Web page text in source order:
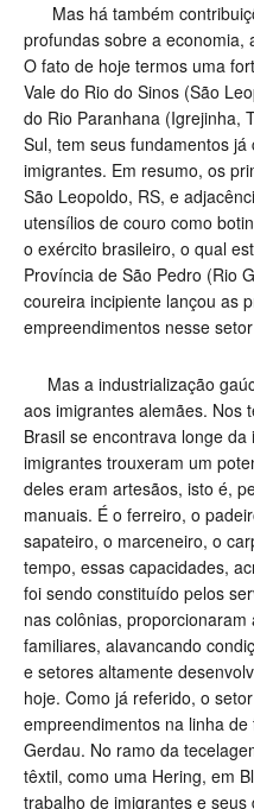
Mas há também
profundas sobre a economia,
O fato de hoje termos uma
Vale do Rio do Sinos (São
do Rio Paranhana (Igrejinha,
Sul, tem seus fundamentos
imigrantes. Em resumo, os
São Leopoldo, RS, e
utensílios de couro como
o exército brasileiro, o qual
Província de São Pedro (Rio
coureira incipiente lançou as
empreendimentos nesse
Mas a industrialização
aos imigrantes alemães. Nos
Brasil se encontrava longe
imigrantes trouxeram um
deles eram artesãos, isto é,
manuais. É o ferreiro, o
sapateiro, o marceneiro, o
tempo, essas capacidades,
foi sendo constituído pelos
nas colônias,
familiares, alavancando
e setores altamente
hoje. Como já referido, o
empreendimentos na linha
Gerdau. No ramo da
têxtil, como uma Hering, em
trabalho de imigrantes e